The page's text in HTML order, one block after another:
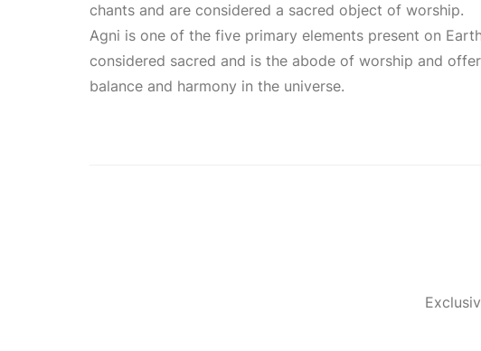
chants and are considered a sacred object of worship.
Agni is one of the five primary elements present on
considered sacred and is the abode of worship and
balance and harmony in the universe.